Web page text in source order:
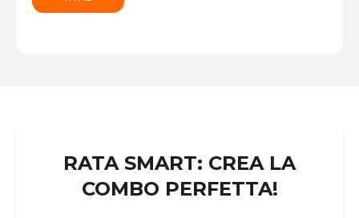
RATA SMART: CREA LA
COMBO PERFETTA!